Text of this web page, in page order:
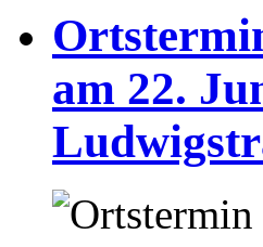
am 22.